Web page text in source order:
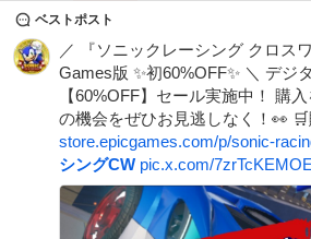
ベストポスト
／ 『ソニックレーシング クロス
Games版 ✨初60%OFF✨ ＼ デジ
【60%OFF】セール実施中！ 購
の機会をぜひお見逃しなく！👀
store.epicgames.com/p/sonic-
シングCW pic.x.com/7zrTcKEMOE